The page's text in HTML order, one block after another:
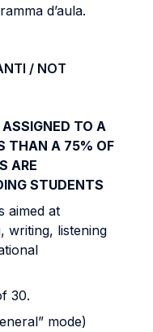
d’aula.
/ NOT
TO A
THAN A 75% OF
ARE
STUDENTS
aimed at
writing, listening
30.
mode)